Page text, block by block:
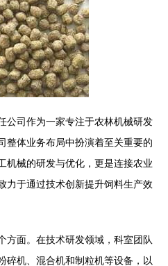
公司作为一家专注于农林机械研发
整体业务布局中扮演着至关重要的
机械的研发与优化，更是连接农业
力于通过技术创新提升饲料生产效
方面。在技术研发领域，科室团队
碎机、混合机和制粒机等设备，以